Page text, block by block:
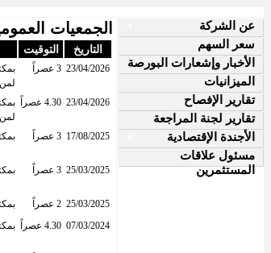
عن الشركة
سعر السهم
الأخبار وإشعارات البورصة
الميزانيات
تقارير الإفصاح
تقارير لجنة المراجعة
الأجندة الإقتصادية
مسئول علاقات
المستثمرين
الجمعيات
التاريخ التوقيت
23/04/2026 3 عصراً
23/04/2026 4.30 عصراً
17/08/2025 3 عصراً بمكتب
25/03/2025 3 عصراً بمكتب رئيس
25/03/2025 2 عصراً بمكتب رئيس
07/03/2024 4.30 عصراً بمكتب رئيس